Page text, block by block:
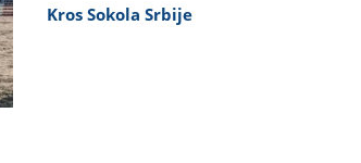
Kros Sokola Srbije